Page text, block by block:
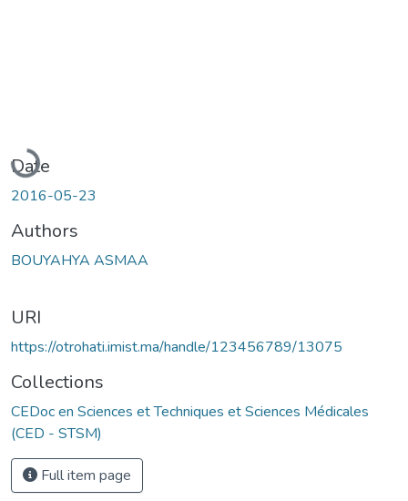
Loading...
Date
2016-05-23
Authors
BOUYAHYA ASMAA
URI
https://otrohati.imist.ma/handle/123456789/13075
Collections
CEDoc en Sciences et Techniques et Sciences Médicales
(CED - STSM)
Full item page